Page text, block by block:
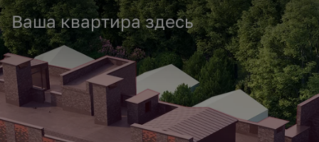
Ваша квартира здесь